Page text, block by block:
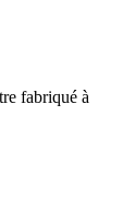
fabriqué à